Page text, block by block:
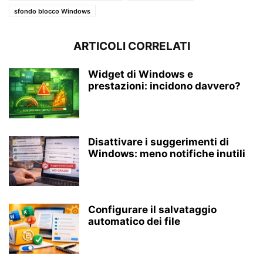
sfondo blocco Windows
ARTICOLI CORRELATI
Widget di Windows e
prestazioni: incidono davvero?
Disattivare i suggerimenti di
Windows: meno notifiche inutili
Configurare il salvataggio
automatico dei file